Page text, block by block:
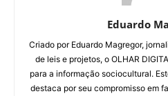
Eduardo
Criado por Eduardo Magregor,
de leis e projetos, o OLHAR
para a informação sociocultural.
destaca por seu compromisso em